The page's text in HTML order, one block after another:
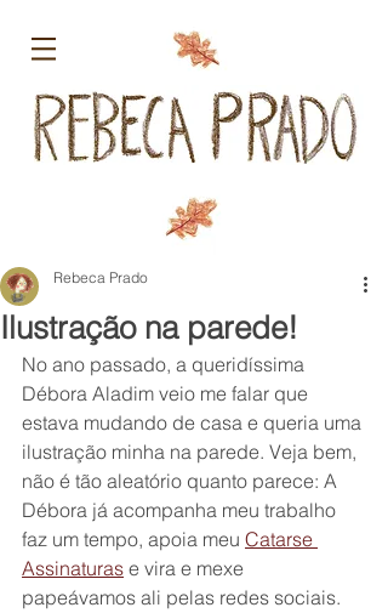
Ilustração na parede!
Rebeca Prado
No ano passado, a queridíssima
Débora Aladim veio me falar que
estava mudando de casa e queria uma
ilustração minha na parede. Veja bem,
não é tão aleatório quanto parece: A
Débora já acompanha meu trabalho
faz um tempo, apoia meu Catarse
Assinaturas e vira e mexe
papeávamos ali pelas redes sociais.